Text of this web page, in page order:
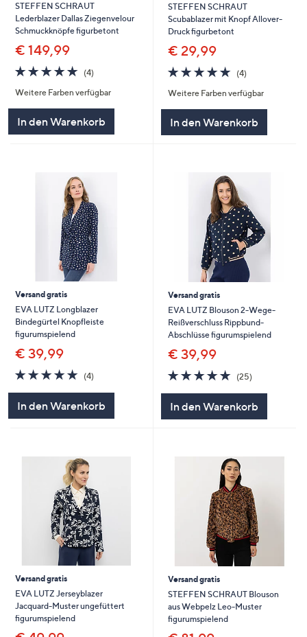
STEFFEN SCHRAUT
Lederblazer Dallas Ziegenvelour
Schmuckknöpfe figurbetont
€ 149,99
4.8
von
5
(4)4
Weitere Farben verfügbar
In den Warenkorb
STEFFEN SCHRAUT
Scubablazer mit Knopf Allover-
Druck figurbetont
€ 29,99
4.8
von
5
(4)4
Weitere Farben verfügbar
In den Warenkorb
Versand gratis
EVA LUTZ Longblazer
Bindegürtel Knopfleiste
figurumspielend
€ 39,99
4.8
von
(4)4
In den Warenkorb
Versand gratis
EVA LUTZ Blouson 2-Wege-
Reißverschluss Rippbund-
Abschlüsse figurumspielend
€ 39,99
4.7
von
(25)25
In den Warenkorb
Versand gratis
EVA LUTZ Jerseyblazer
Jacquard-Muster ungefüttert
figurumspielend
Versand gratis
STEFFEN SCHRAUT Blouson
aus Webpelz Leo-Muster
figurumspielend